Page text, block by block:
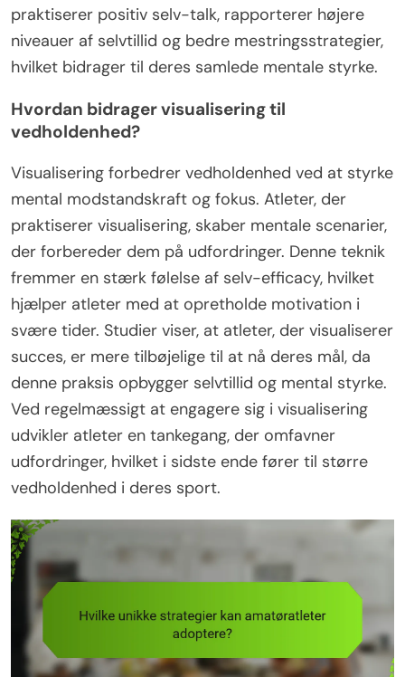
praktiserer positiv selv-talk, rapporterer højere
niveauer af selvtillid og bedre mestringsstrategier,
hvilket bidrager til deres samlede mentale styrke.
Hvordan bidrager visualisering til
vedholdenhed?
Visualisering forbedrer vedholdenhed ved at styrke
mental modstandskraft og fokus. Atleter, der
praktiserer visualisering, skaber mentale scenarier,
der forbereder dem på udfordringer. Denne teknik
fremmer en stærk følelse af selv-efficacy, hvilket
hjælper atleter med at opretholde motivation i
svære tider. Studier viser, at atleter, der visualiserer
succes, er mere tilbøjelige til at nå deres mål, da
denne praksis opbygger selvtillid og mental styrke.
Ved regelmæssigt at engagere sig i visualisering
udvikler atleter en tankegang, der omfavner
udfordringer, hvilket i sidste ende fører til større
vedholdenhed i deres sport.